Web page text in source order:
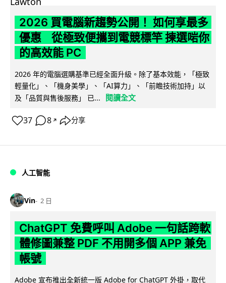
2026 買電腦新趨勢公開！ 如何享最多
優惠 從極致便攜到電競標竿 揀選啱你
的高效能 PC
2026 年的電腦選購基準已經全面升級。除了基本效能，「極致
輕量化」、「機身美學」、「AI算力」、「前瞻技術加持」以
及「品質與售後服務」 已...
閱讀全文
37 8 ↗ 分享
人工智能
Vin 2 日
ChatGPT 免費呼叫 Adobe 一句話跨軟
體修圖兼整 PDF 不用開多個 APP 兼免
帳號
Adobe 宣布推出全新統一版 Adobe for ChatGPT 外掛，取代